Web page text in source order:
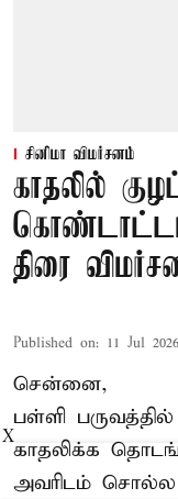
சினிமா விமர்சனம்
காதலில்
திரை
Published on: 11 Jul
சென்னை,
பள்ளி
காதலிக்க
அவரிடம் சொல்ல
X